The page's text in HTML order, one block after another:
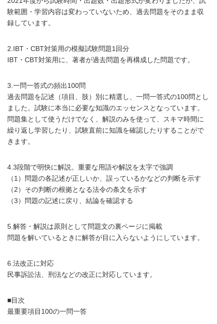
験範囲・学習内容は変わっていないため、過去問題をそのまま収
録しています。
2.IBT・CBT対策用の模擬試験問題1回分
IBT・CBT対策用に、著者が過去問題を再構成した問題です。
3.一問一答式の頻出100問
過去問題を記述（項目、肢）別に精選し、一問一答式の100問とし
ました。試験に本当に必要な知識のエッセンスとなっています。
問題集として使うだけでなく、解説のみを使って、スキマ時間に
繰り返し学習したり、試験直前に知識を確認したりすることがで
きます。
4.3段階で明快に解説。重要な用語や解説を太字で強調
（1）問題の各記述が正しいか、誤っているかなどの判断を示す
（2）その判断の根拠となる法令の条文を示す
（3）問題の記述に戻り、結論を確認する
5.解答・解説は原則として問題文の裏ページに掲載
問題を解いているときに解答が目に入らないようにしています。
6.法改正に対応
民事訴訟法、刑法などの改正に対応しています。
■目次
最重要項目100の一問一答